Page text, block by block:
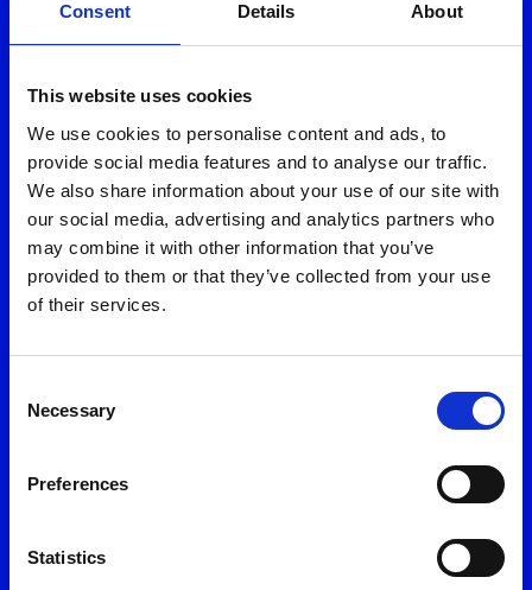
Consent Details About
This website uses cookies
We use cookies to personalise content and ads, to
provide social media features and to analyse our traffic.
We also share information about your use of our site with
our social media, advertising and analytics partners who
may combine it with other information that you’ve
provided to them or that they’ve collected from your use
of their services.
Selection
Necessary
Preferences
Statistics
Τηλέφωνο *
Αποδέχομαι τη χρήση των στοιχείων μου από την Volton και
τους συνεργάτες της για την καλύτερη εξυπηρέτησή μου,
σύμφωνα με την Πολιτική Προστασίας Προσωπικών Δεδομένων
Αποστολή
μας
Ομάδα Εξυπηρέτησης
11 300
(το κόστος της κλήσης ορίζεται σύμφωνα με τον ισχύοντα
216 300 1000
Εύκολα & γρήγορα